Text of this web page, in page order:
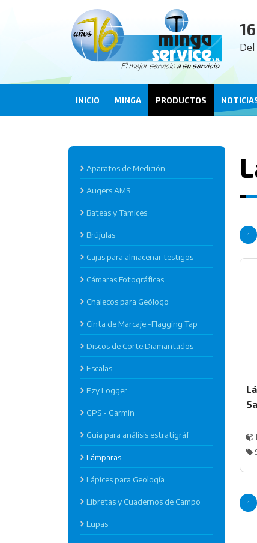
INICIO MINGA PRODUCTOS
Aparatos de Medición
Augers AMS
Bateas y Tamices
Brújulas
Cajas para almacenar testigos
Cámaras Fotográficas
Chalecos para Geólogo
Cinta de Marcaje -Flagging Tap
Discos de Corte Diamantados
Escalas
Ezy Logger
GPS - Garmin
Guía para análisis estratigráf
Lámparas
Lápices para Geología
Libretas y Cuadernos de Campo
Lupas
1
1